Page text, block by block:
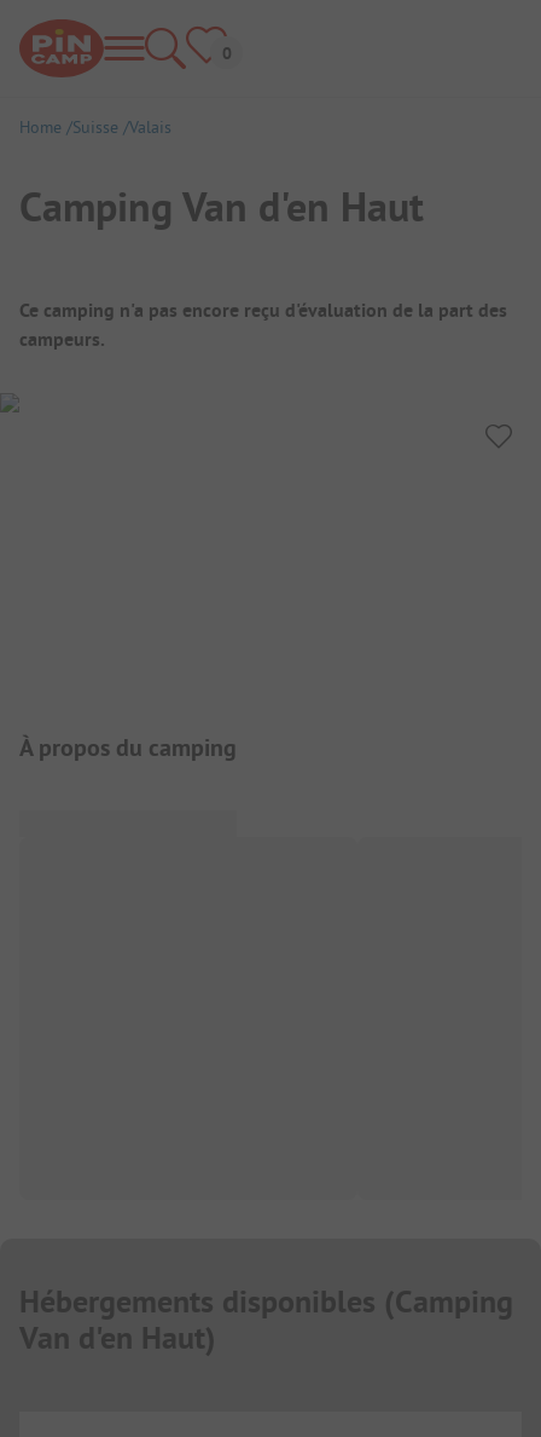
Home Suisse Valais
Camping Van d'en Haut
Aperçu du camping
Ce camping n'a pas encore reçu d'évaluation de la part des
campeurs.
Présentation du camping
À propos du camping
Hébergements disponibles (Camping
Van d'en Haut)